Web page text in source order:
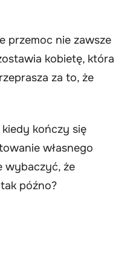
przemoc nie zawsze
kobietę, która
za to, że
kończy się
własnego
wybaczyć, że
późno?